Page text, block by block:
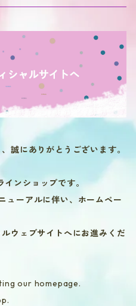
誠にありがとうございます。
ンショップです。
ーアルに伴い、ホームペー
ウェブサイトへにお進みくだ
our homepage.